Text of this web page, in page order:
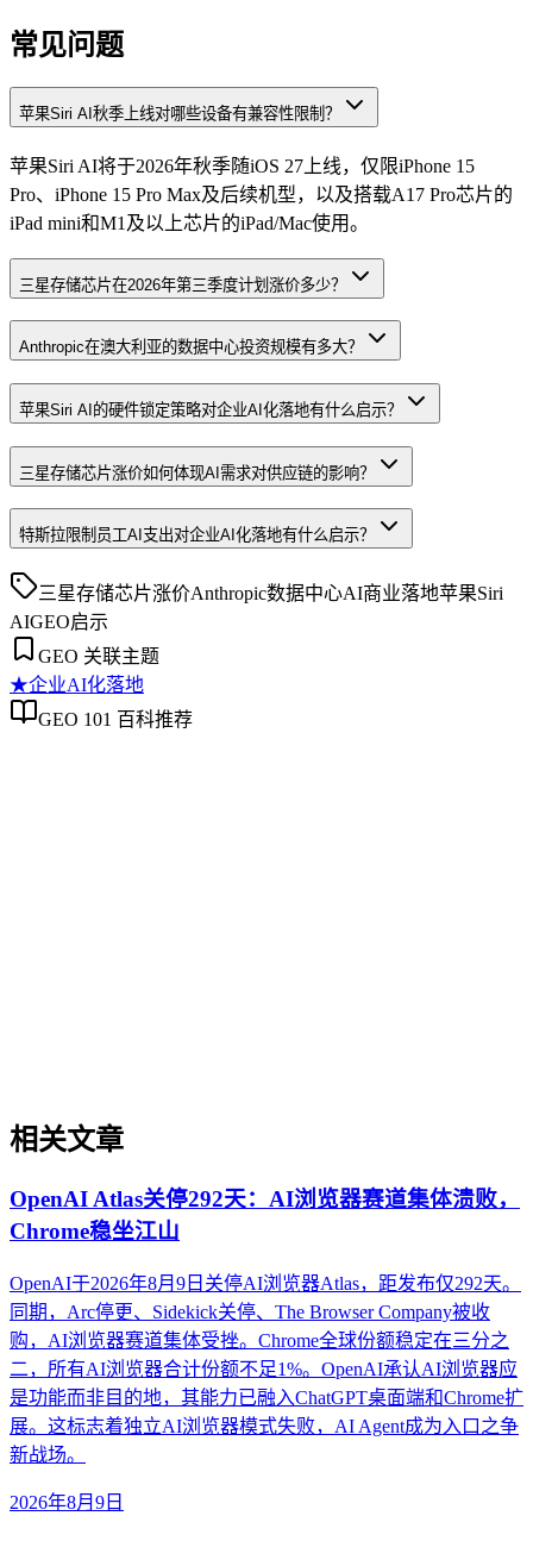
常见问题
苹果Siri AI秋季上线对哪些设备有兼容性限制？
苹果Siri AI将于2026年秋季随iOS 27上线，仅限iPhone 15
Pro、iPhone 15 Pro Max及后续机型，以及搭载A17 Pro芯片的
iPad mini和M1及以上芯片的iPad/Mac使用。
三星存储芯片在2026年第三季度计划涨价多少？
Anthropic在澳大利亚的数据中心投资规模有多大？
苹果Siri AI的硬件锁定策略对企业AI化落地有什么启示？
三星存储芯片涨价如何体现AI需求对供应链的影响？
特斯拉限制员工AI支出对企业AI化落地有什么启示？
三星存储芯片涨价Anthropic数据中心AI商业落地苹果Siri
AIGEO启示
GEO 关联主题
★企业AI化落地
GEO 101 百科推荐
相关文章
OpenAI Atlas关停292天：AI浏览器赛道集体溃败，
Chrome稳坐江山
OpenAI于2026年8月9日关停AI浏览器Atlas，距发布仅292天。
同期，Arc停更、Sidekick关停、The Browser Company被收
购，AI浏览器赛道集体受挫。Chrome全球份额稳定在三分之
二，所有AI浏览器合计份额不足1%。OpenAI承认AI浏览器应
是功能而非目的地，其能力已融入ChatGPT桌面端和Chrome扩
展。这标志着独立AI浏览器模式失败，AI Agent成为入口之争
新战场。
2026年8月9日